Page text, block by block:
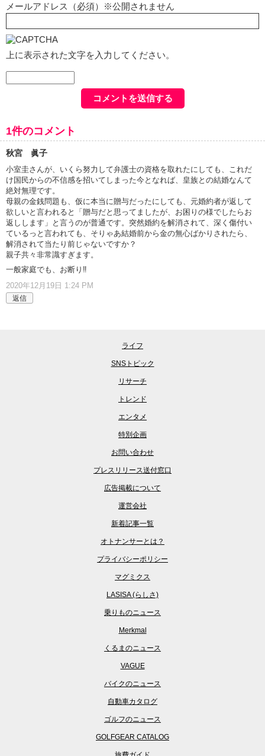
メールアドレス（必須）※公開されません
上に表示された文字を入力してください。
1件のコメント
秋宮 眞子
小室圭さんが、いくら努力して弁護士の資格を取れたにしても、これだ
け国民からの不信感を招いてしまった今となれば、皇族との結婚なんて
絶対無理です。
母親の金銭問題も、仮に本当に贈与だったにしても、元婚約者が返して
欲しいと言われると「贈与だと思ってましたが、お困りの様でしたらお
返しします」と言うのが普通です。突然婚約を解消されて、深く傷付い
ているっと言われても、そりゃあ結婚前から金の無心ばかりされたら、
解消されて当たり前じゃないですか？
親子共々非常識すぎます。
一般家庭でも、お断り‼️
2020年12月19日 1:24 PM
返信
ライフ
SNSトピック
リサーチ
トレンド
エンタメ
特別企画
お問い合わせ
プレスリリース送付窓口
広告掲載について
運営会社
新着記事一覧
オトナンサーとは？
プライバシーポリシー
マグミクス
LASISA (らしさ)
乗りものニュース
Merkmal
くるまのニュース
VAGUE
バイクのニュース
自動車カタログ
ゴルフのニュース
GOLFGEAR CATALOG